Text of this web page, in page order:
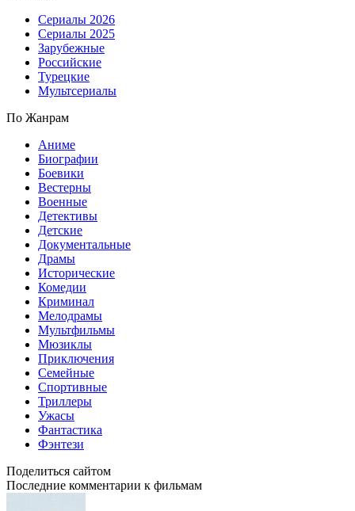
Сериалы 2026
Сериалы 2025
Зарубежные
Российские
Турецкие
Мультсериалы
По Жанрам
Аниме
Биографии
Боевики
Вестерны
Военные
Детективы
Детские
Документальные
Драмы
Исторические
Комедии
Криминал
Мелодрамы
Мультфильмы
Мюзиклы
Приключения
Семейные
Спортивные
Триллеры
Ужасы
Фантастика
Фэнтези
Поделиться сайтом
Последние комментарии к фильмам